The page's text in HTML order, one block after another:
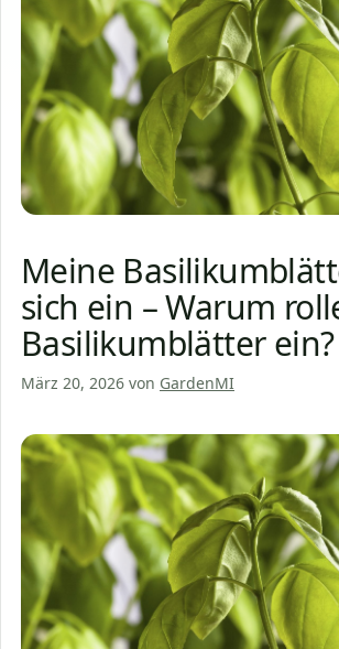
Meine
sich ein – Warum
Basilikumblätter ein?
März 20, 2026 von GardenMI